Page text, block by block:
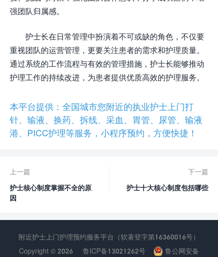
强团队归属感。
护士长在日常管理中扮演着不可或缺的角色，不仅要
重视团队的运营管理，更要关注患者的需求和护理质量。
通过系统的工作流程与有效的管理措施，护士长能够推动
护理工作的持续改进，为患者提供优质高效的护理服务。
本平台提供：全国城市您附近的执业护士上门打
针、输液、换药、拆线、采血、胃管、尿管、输液
港、PICC护理等服务，小程序预约，方便快捷！
上一篇
护士核心制度掌握不全的原
因
下一篇
护士十大核心制度包括哪些
附近护士上门护理预约服务平台（软著登字第16360016号）
Copyright © 2026
鲁ICP备13021262号 鲁公网安备